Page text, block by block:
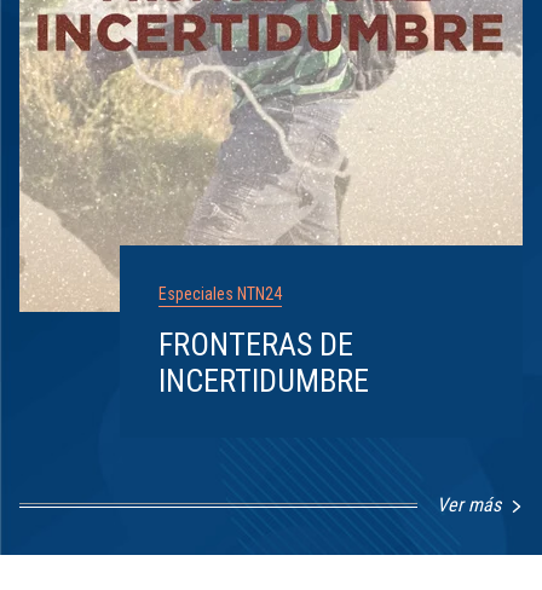
Especiales NTN24
FRONTERAS DE
INCERTIDUMBRE
Ver más
1